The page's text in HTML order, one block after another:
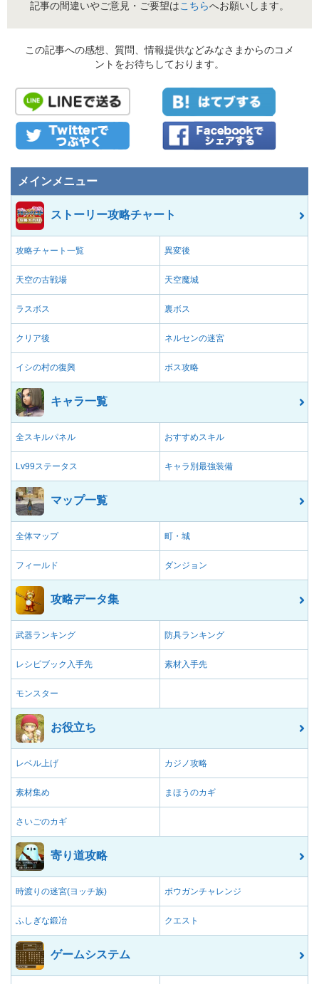
記事の間違いやご意見・ご要望はこちらへお願いします。
この記事への感想、質問、情報提供などみなさまからのコメ
ントをお待ちしております。
メインメニュー
ストーリー攻略チャート
攻略チャート一覧 異変後
天空の古戦場 天空魔城
ラスボス 裏ボス
クリア後 ネルセンの迷宮
イシの村の復興 ボス攻略
キャラ一覧
全スキルパネル おすすめスキル
Lv99ステータス キャラ別最強装備
マップ一覧
全体マップ 町・城
フィールド ダンジョン
攻略データ集
武器ランキング 防具ランキング
レシピブック入手先 素材入手先
モンスター
お役立ち
レベル上げ カジノ攻略
素材集め まほうのカギ
さいごのカギ
寄り道攻略
時渡りの迷宮(ヨッチ族) ボウガンチャレンジ
ふしぎな鍛冶 クエスト
ゲームシステム